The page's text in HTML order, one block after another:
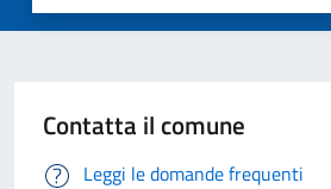
Contatta il comune
Leggi le domande frequenti